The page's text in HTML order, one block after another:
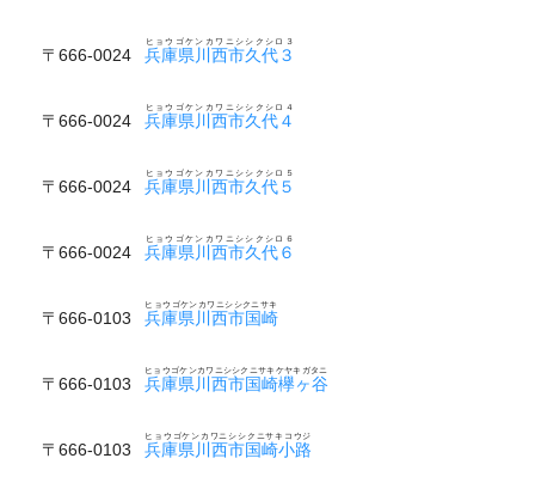
〒666-0024 兵庫県川西市久代３
ヒョウゴケンカワニシシクシロ３
〒666-0024 兵庫県川西市久代４
ヒョウゴケンカワニシシクシロ４
〒666-0024 兵庫県川西市久代５
ヒョウゴケンカワニシシクシロ５
〒666-0024 兵庫県川西市久代６
ヒョウゴケンカワニシシクシロ６
〒666-0103 兵庫県川西市国崎
ヒョウゴケンカワニシシクニサキ
〒666-0103 兵庫県川西市国崎欅ヶ谷
ヒョウゴケンカワニシシクニサキケヤキガタニ
〒666-0103 兵庫県川西市国崎小路
ヒョウゴケンカワニシシクニサキコウジ